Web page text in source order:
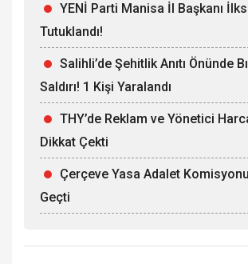
YENİ Parti Manisa İl Başkanı
Tutuklandı!
Salihli’de Şehitlik Anıtı Önünde
Saldırı! 1 Kişi Yaralandı
THY’de Reklam ve Yönetici
Dikkat Çekti
Çerçeve Yasa Adalet
Geçti